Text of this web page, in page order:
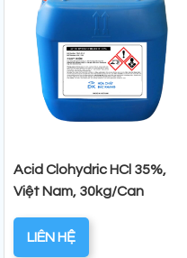
Acid Clohydric HCl 35%,
Việt Nam, 30kg/Can
LIÊN HỆ